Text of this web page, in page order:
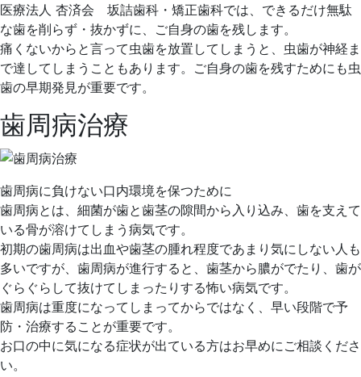
医療法人 杏済会 坂詰歯科・矯正歯科では、できるだけ無駄
な歯を削らず・抜かずに、ご自身の歯を残します。
痛くないからと言って虫歯を放置してしまうと、虫歯が神経ま
で達してしまうこともあります。ご自身の歯を残すためにも虫
歯の早期発見が重要です。
歯周病治療
歯周病に負けない口内環境を保つために
歯周病とは、細菌が歯と歯茎の隙間から入り込み、歯を支えて
いる骨が溶けてしまう病気です。
初期の歯周病は出血や歯茎の腫れ程度であまり気にしない人も
多いですが、歯周病が進行すると、歯茎から膿がでたり、歯が
ぐらぐらして抜けてしまったりする怖い病気です。
歯周病は重度になってしまってからではなく、早い段階で予
防・治療することが重要です。
お口の中に気になる症状が出ている方はお早めにご相談くださ
い。